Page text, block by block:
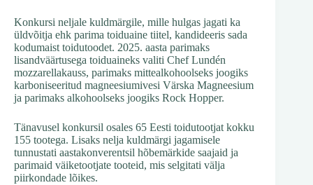
Konkursi neljale kuldmärgile, mille hulgas jagati ka
üldvõitja ehk parima toiduaine tiitel, kandideeris sada
kodumaist toidutoodet. 2025. aasta parimaks
lisandväärtusega toiduaineks valiti Chef Lundén
mozzarellakauss, parimaks mittealkohoolseks joogiks
karboniseeritud magneesiumivesi Värska Magneesium
ja parimaks alkohoolseks joogiks Rock Hopper.
Tänavusel konkursil osales 65 Eesti toidutootjat kokku
155 tootega. Lisaks nelja kuldmärgi jagamisele
tunnustati aastakonverentsil hõbemärkide saajaid ja
parimaid väiketootjate tooteid, mis selgitati välja
piirkondade lõikes.